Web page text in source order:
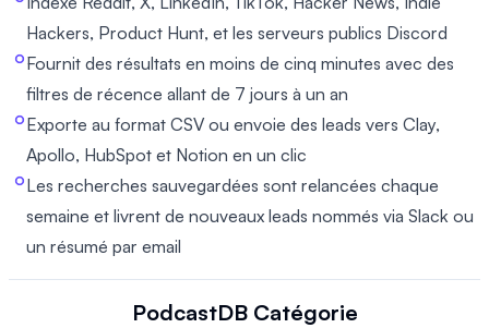
Hackers, Product Hunt, et les serveurs publics Discord
Fournit des résultats en moins de cinq minutes avec des
filtres de récence allant de 7 jours à un an
Exporte au format CSV ou envoie des leads vers Clay,
Apollo, HubSpot et Notion en un clic
Les recherches sauvegardées sont relancées chaque
semaine et livrent de nouveaux leads nommés via Slack ou
un résumé par email
PodcastDB Catégorie